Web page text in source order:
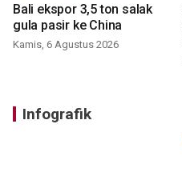
Bali ekspor 3,5 ton salak
gula pasir ke China
Kamis, 6 Agustus 2026
Infografik